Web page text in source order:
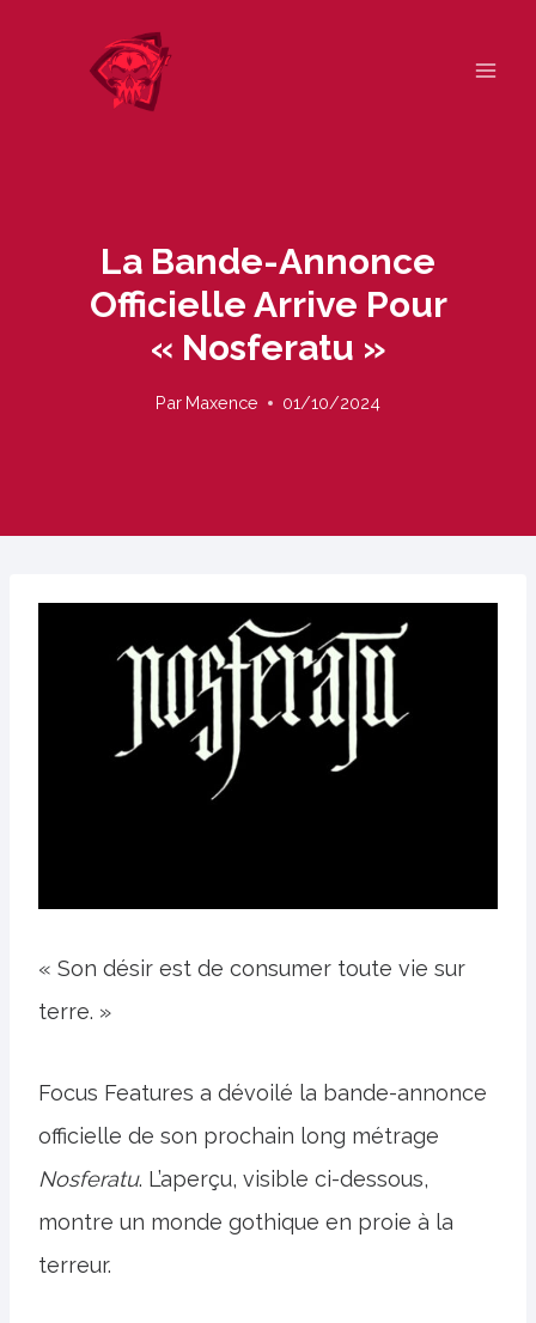
La Bande-Annonce
Officielle Arrive Pour
« Nosferatu »
Par Maxence 01/10/2024
« Son désir est de consumer toute vie sur
terre. »
Focus Features a dévoilé la bande-annonce
officielle de son prochain long métrage
Nosferatu. L’aperçu, visible ci-dessous,
montre un monde gothique en proie à la
terreur.